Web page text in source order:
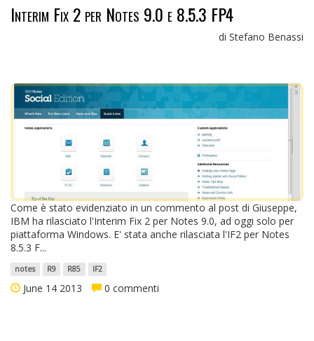
Interim Fix 2 per Notes 9.0 e 8.5.3 FP4
di Stefano Benassi
Come è stato evidenziato in un commento al post di Giuseppe,
IBM ha rilasciato l'Interim Fix 2 per Notes 9.0, ad oggi solo per
piattaforma Windows. E' stata anche rilasciata l'IF2 per Notes
8.5.3 F...
notes R9 R85 IF2
June 14 2013 0 commenti